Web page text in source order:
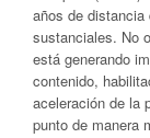
años de distancia
sustanciales. No
está generando
contenido,
aceleración de la
punto de manera